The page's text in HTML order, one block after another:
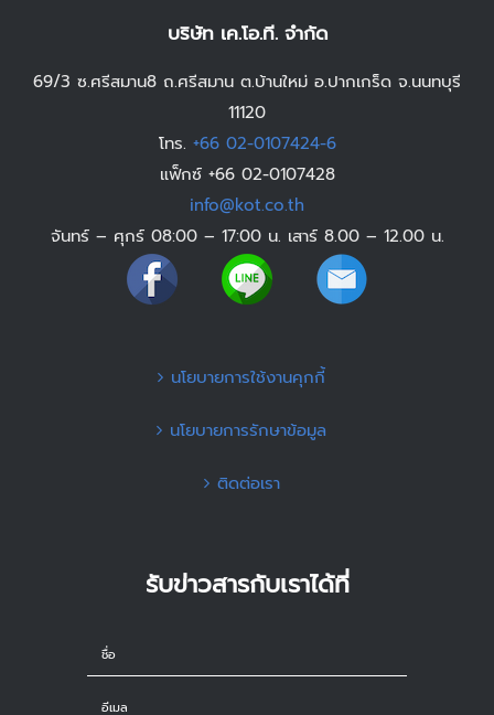
บริษัท เค.โอ.ที. จำกัด
69/3 ซ.ศรีสมาน8 ถ.ศรีสมาน ต.บ้านใหม่ อ.ปากเกร็ด จ.นนทบุรี
11120
โทร. +66 02-0107424-6
แฟ็กซ์ +66 02-0107428
info@kot.co.th
จันทร์ – ศุกร์ 08:00 – 17:00 น. เสาร์ 8.00 – 12.00 น.
นโยบายการใช้งานคุกกี้
นโยบายการรักษาข้อมูล
ติดต่อเรา
รับข่าวสารกับเราได้ที่